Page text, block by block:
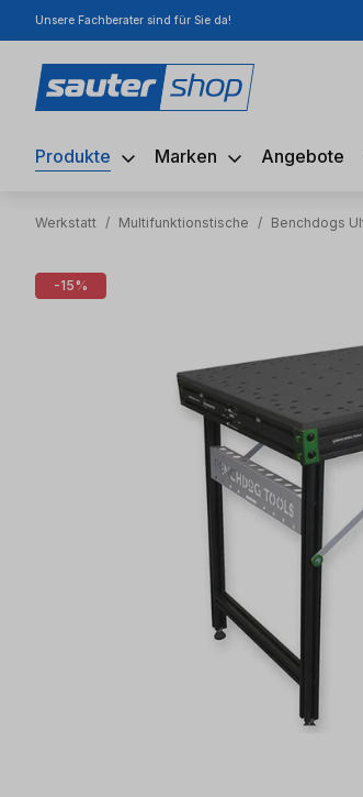
Hauptinhalt springen
Zur Suche springen
Zur Hauptnavigation springen
Unsere Fachberater sind für Sie da!
Produkte Marken Angebote
Werkstatt / Multifunktionstische / Benchdogs
Bildergalerie überspringen
-15%